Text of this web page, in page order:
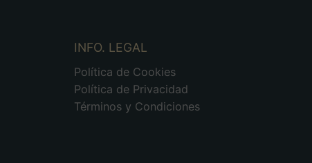
INFO. LEGAL
Política de Cookies
Política de Privacidad
Términos y Condiciones